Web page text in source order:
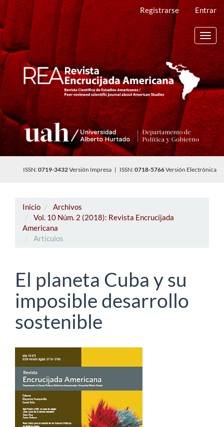
Navegación
principal
Contenido
principal
Barra
lateral
Registrarse Entrar
ISSN:0719-3432Versión Impresa | ISSN:0718-5766Versión Electrónica
Inicio
Archivos
Vol. 10 Núm. 2 (2018): Revista Encrucijada
Americana
Artículos
El planeta Cuba y su
imposible desarrollo
sostenible
Barra
lateral
del
artículo